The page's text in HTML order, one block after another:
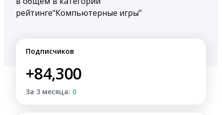
рейтинге"Компьютерные игры"
Подписчиков
+84,300
За 3 месяца: 0